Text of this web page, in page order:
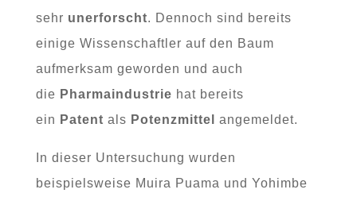
sehr unerforscht. Dennoch sind bereits
einige Wissenschaftler auf den Baum
aufmerksam geworden und auch
die Pharmaindustrie hat bereits
ein Patent als Potenzmittel angemeldet.
In dieser Untersuchung wurden
beispielsweise Muira Puama und Yohimbe